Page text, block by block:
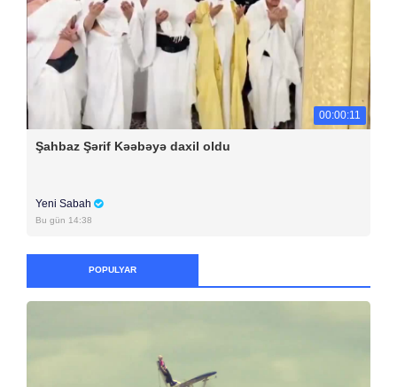
00:00:11
Şahbaz Şərif Kəəbəyə daxil oldu
Yeni Sabah
Bu gün 14:38
POPULYAR